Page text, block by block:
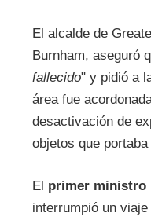
El alcalde de
Burnham, aseguró
fallecido" y pidió a
área fue
desactivación de
objetos que
El primer ministro
interrumpió un